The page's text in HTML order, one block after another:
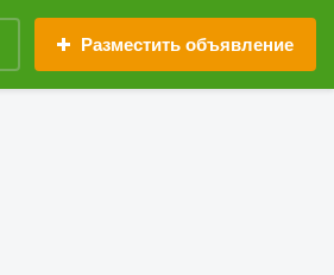
Разместить объявление